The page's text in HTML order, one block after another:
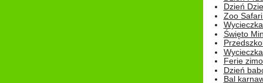
Dzień
Zoo
Święto
Ferie
Dzień
Bal